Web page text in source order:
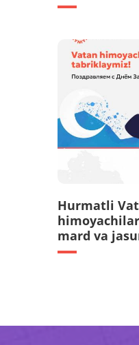
Hurmatli
mard va